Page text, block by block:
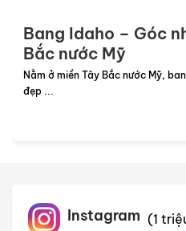
Bang Idaho – Góc
Bắc nước Mỹ
Nằm ở miền Tây Bắc nước Mỹ, bang Idaho gây ấn tượng bởi vẻ
đẹp ...
Instagram (1